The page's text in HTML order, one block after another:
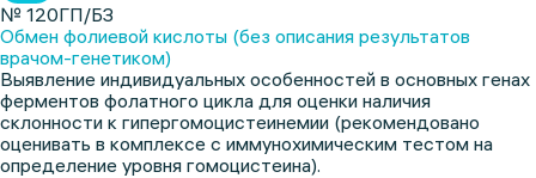
№ 120ГП/БЗ
Обмен фолиевой кислоты (без описания результатов
врачом-генетиком)
Выявление индивидуальных особенностей в основных генах
ферментов фолатного цикла для оценки наличия
склонности к гипергомоцистеинемии (рекомендовано
оценивать в комплексе с иммунохимическим тестом на
определение уровня гомоцистеина).